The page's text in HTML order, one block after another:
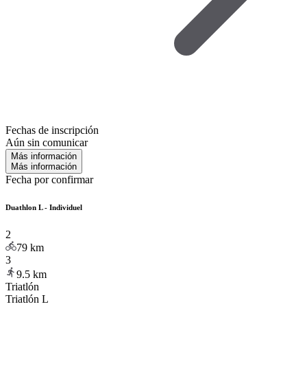
Fechas de inscripción
Aún sin comunicar
Más información
Más información
Fecha por confirmar
Duathlon L - Individuel
2
79 km
3
9.5 km
Triatlón
Triatlón L